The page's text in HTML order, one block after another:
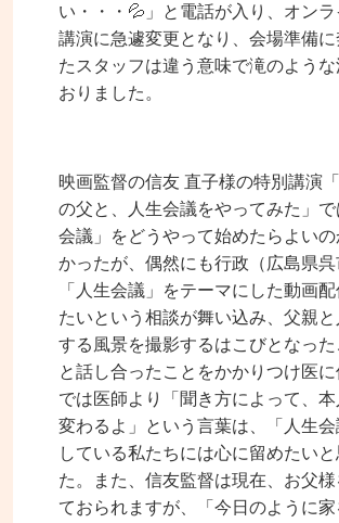
い・・・💦」と電話が入り、オン
講演に急遽変更となり、会場準備
たスタッフは違う意味で滝のよう
おりました。
映画監督の信友 直子様の特別講演
の父と、人生会議をやってみた」
会議」をどうやって始めたらよい
かったが、偶然にも行政（広島県呉
「人生会議」をテーマにした動画
たいという相談が舞い込み、父親
する風景を撮影するはこびとなっ
と話し合ったことをかかりつけ医
では医師より「聞き方によって、
変わるよ」という言葉は、「人生
している私たちには心に留めたいと
た。また、信友監督は現在、お父
ておられますが、「今日のように